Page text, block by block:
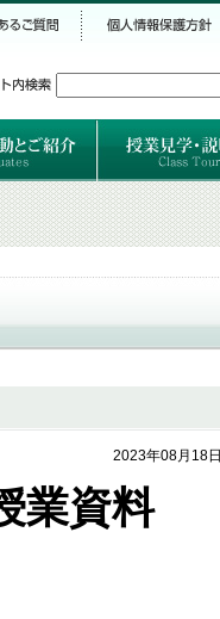
2023年08月18日
業資料